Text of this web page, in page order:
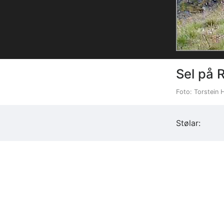
Sel på
Foto: Torstein
Stølar: